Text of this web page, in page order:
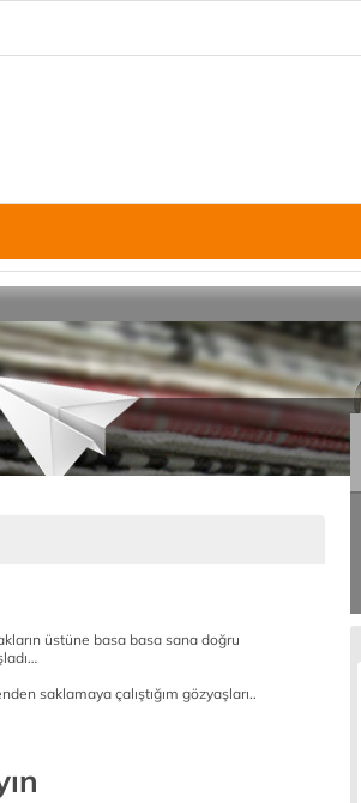
üstüne basa basa sana doğru
saklamaya çalıştığım gözyaşları..